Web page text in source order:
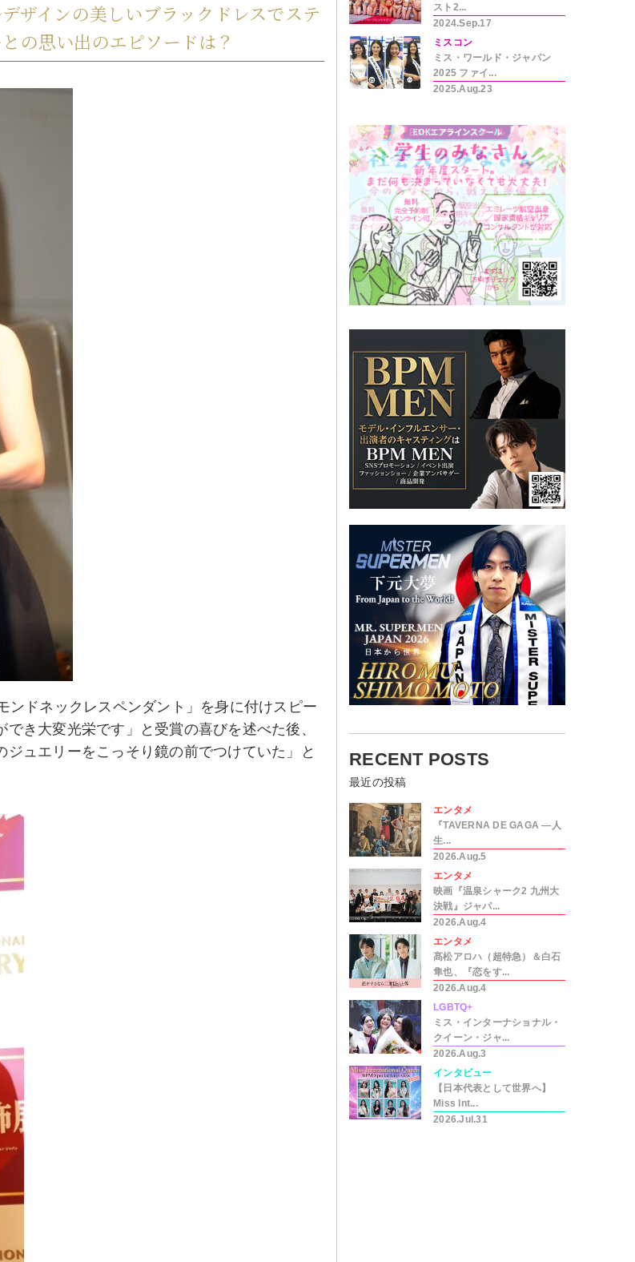
ザインの美しいブラックドレスでステ
の思い出のエピソードは？
ドネックレスペンダント」を身に付けスピー
き大変光栄です」と受賞の喜びを述べた後、
ュエリーをこっそり鏡の前でつけていた」と
スト2...
2024.Sep.17
ミスコン
ミス・ワールド・ジャパン
2025 ファイ...
2025.Aug.23
RECENT POSTS
最近の投稿
エンタメ
『TAVERNA DE GAGA ―人
生...
2026.Aug.5
エンタメ
映画『温泉シャーク2 九州大
決戦』ジャパ...
2026.Aug.4
エンタメ
髙松アロハ（超特急）＆白石
隼也、『恋をす...
2026.Aug.4
LGBTQ+
ミス・インターナショナル・
クイーン・ジャ...
2026.Aug.3
インタビュー
【日本代表として世界へ】
Miss Int...
2026.Jul.31